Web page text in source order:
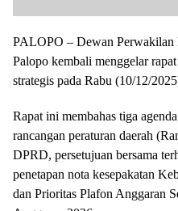
PALOPO – Dewan
Palopo kembali menggelar
strategis pada Rabu (10/12/
Rapat ini membahas tiga
rancangan peraturan daerah
DPRD, persetujuan bersama
penetapan nota kesepakatan
dan Prioritas Plafon Anggaran